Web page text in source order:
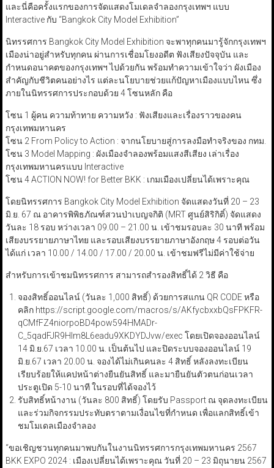
และนี่คือครั้งแรกของการจัดแสดงโมเดลจำลองกรุงเทพฯ แบบ
Interactive กับ “Bangkok City Model Exhibition”
นิทรรศการ Bangkok City Model Exhibition จะพาทุกคนมารู้จักกรุงเทพฯ
เมืองน่าอยู่สำหรับทุกคน ผ่านการเชื่อมโยงอดีต ฟังเสียงปัจจุบัน และ
กำหนดอนาคตของกรุงเทพฯ ไปด้วยกัน พร้อมทำความเข้าใจว่า ผังเมือง
สำคัญกับชีวิตคนอย่างไร แต่ละนโยบายช่วยแก้ปัญหาเมืองแบบไหน ซึ่ง
ภายในนิทรรศการประกอบด้วย 4 โซนหลัก คือ
โซน 1 ผู้คน ความท้าทาย ความหวัง : ฟังเสียงและเรื่องราวของคน
กรุงเทพมหานคร
โซน 2 From Policy to Action : จากนโยบายสู่การลงมือทำจริงของ กทม.
โซน 3 Model Mapping : ผังเมืองจำลองพร้อมแสงสีเสียง เล่าเรื่อง
กรุงเทพมหานครแบบ Interactive
โซน 4 ACTION NOW! for Better BKK : เกมเมืองเปลี่ยนได้เพราะคุณ
โดยนิทรรศการ Bangkok City Model Exhibition จัดแสดงวันที่ 20 – 23
มิ.ย. 67 ณ อาคารพิพิธภัณฑ์สวนป่าเบญจกิติ (MRT ศูนย์สิริกิติ์) จัดแสดง
วันละ 18 รอบ หว่างเวลา 09.00 – 21.00 น. เข้าชมรอบละ 30 นาที พร้อม
เสียงบรรยายภาษาไทย และรอบเสียงบรรยายภาษาอังกฤษ 4 รอบต่อวัน
ได้แก่ เวลา 10.00 / 14.00 / 17.00 / 20.00 น. เข้าชมฟรีไม่มีค่าใช้จ่าย
สำหรับการเข้าชมนิทรรศการ สามารถสำรองสิทธิ์ได้ 2 วิธี คือ
จองสิทธิ์ออนไลน์ (วันละ 1,000 สิทธิ์) ด้วยการสแกน QR CODE หรือ
คลิก https://script.google.com/macros/s/AKfycbxxbQsFPKFR-
qCMfFZ4niorpoBD4pow594HMADr-
C_5qadFJR9Hlm8L6eadu9XKDYDJvw/exec โดยเปิดจองออนไลน์
14 มิ.ย.67 เวลา 10.00 น. เป็นต้นไป และปิดระบบจองออนไลน์ 19
มิ.ย.67 เวลา 20.00 น. จองได้ไม่เกินคนละ 4 สิทธิ์ หลังลงทะเบียน
เรียบร้อยให้แคปหน้าต่างยืนยันสิทธิ์ และมายืนยันตัวตนก่อนเวลา
ประตูเปิด 5-10 นาที ในรอบที่ได้จองไว้
รับสิทธิ์หน้างาน (วันละ 800 สิทธิ์) โดยรับ Passport ณ จุดลงทะเบียน
และร่วมกิจกรรมประทับตราตามเงื่อนไขที่กำหนด เพื่อแลกสิทธิ์เข้า
ชมโมเดลเมืองจำลอง
“ขอเชิญชวนทุกคนมาพบกันในงานนิทรรศการกรุงเทพมหานคร 2567
BKK EXPO 2024 : เมืองเปลี่ยนได้เพราะคุณ วันที่ 20 – 23 มิถุนายน 2567